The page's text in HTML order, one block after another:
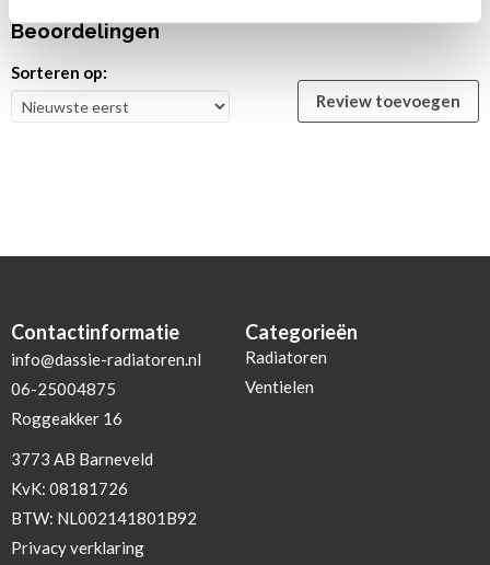
Beoordelingen
Sorteren op:
Review toevoegen
Categorieën
Radiatoren
Ventielen
Contactinformatie
info@dassie-radiatoren.nl
06-25004875
Roggeakker 16
3773 AB Barneveld
KvK: 08181726
BTW: NL002141801B92
Privacy verklaring